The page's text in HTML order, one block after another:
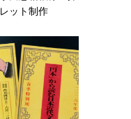
ット制作